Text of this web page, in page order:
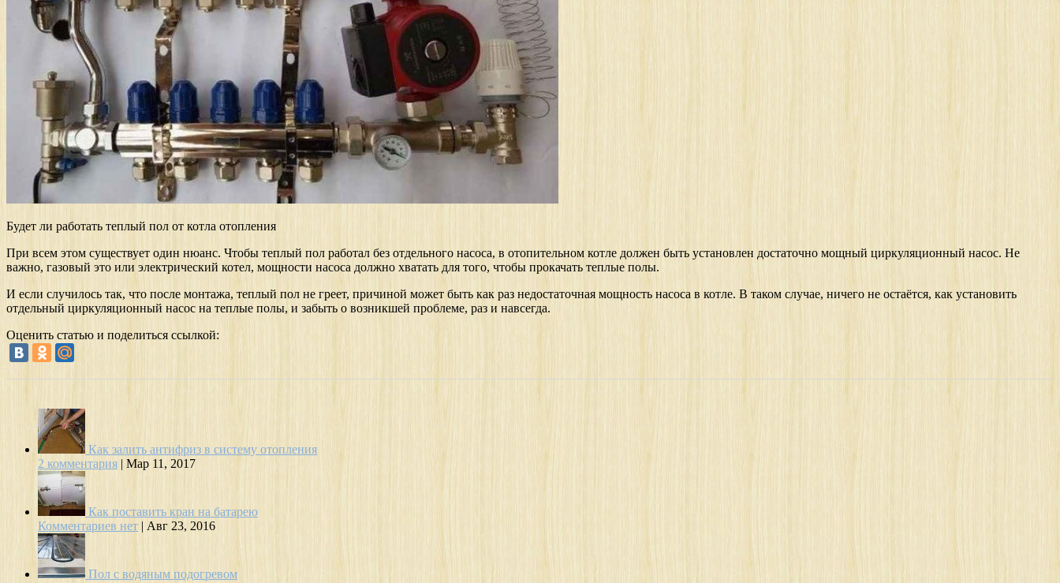
Будет ли работать теплый пол от котла отопления
При всем этом существует один нюанс. Чтобы теплый пол работал без отдельного насоса, в отопительном котле должен быть установлен достаточно мощный циркуляционный насос. Не
важно, газовый это или электрический котел, мощности насоса должно хватать для того, чтобы прокачать теплые полы.
И если случилось так, что после монтажа, теплый пол не греет, причиной может быть как раз недостаточная мощность насоса в котле. В таком случае, ничего не остаётся, как установить
отдельный циркуляционный насос на теплые полы, и забыть о возникшей проблеме, раз и навсегда.
Оценить статью и поделиться ссылкой:
Как залить антифриз в систему отопления
2 комментария | Мар 11, 2017
Как поставить кран на батарею
Комментариев нет | Авг 23, 2016
Пол с водяным подогревом